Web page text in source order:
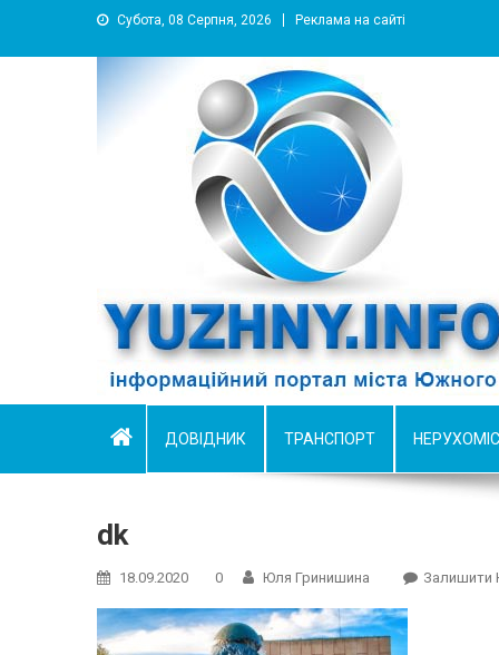
Субота, 08 Серпня, 2026 Реклама на сайті
YUZHNY.INFO
информационный портал города Южный
ДОВІДНИК ТРАНСПОРТ
dk
18.09.2020 0 Юля Гринишина Залишити